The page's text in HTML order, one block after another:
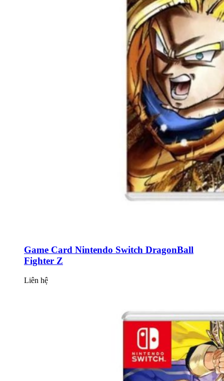
Game Card Nintendo Switch DragonBall
Fighter Z
Liên hệ